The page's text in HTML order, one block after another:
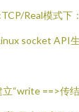
Real模式下：
socket API
立“write ==>传